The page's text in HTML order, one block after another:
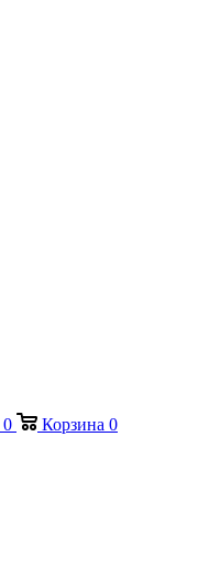
0 Корзина 0